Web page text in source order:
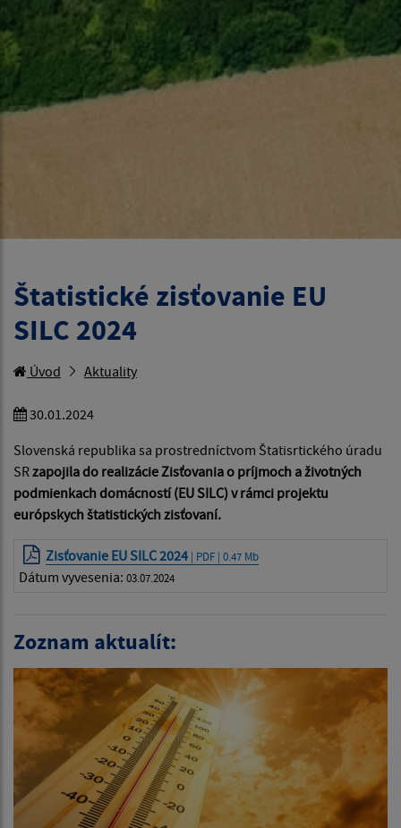
Štatistické zisťovanie EU
SILC 2024
Úvod Aktuality
30.01.2024
Slovenská republika sa prostredníctvom Štatisrtického úradu
SRzapojila do realizácie Zisťovania o príjmoch a životných
podmienkach domácností (EU SILC) v rámci projektu
európskych štatistických zisťovaní.
Zisťovanie EU SILC 2024 | PDF | 0.47 Mb
Dátum vyvesenia: 03.07.2024
Zoznam aktualít: